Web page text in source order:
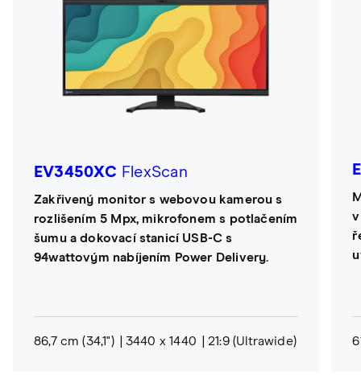
EV3450XC FlexScan
Zakřivený monitor s webovou kamerou s
rozlišením 5 Mpx, mikrofonem s potlačením
šumu a dokovací stanicí USB-C s
94wattovým nabíjením Power Delivery.
86,7 cm (34,1") 3440 x 1440 21:9 (Ultrawide)